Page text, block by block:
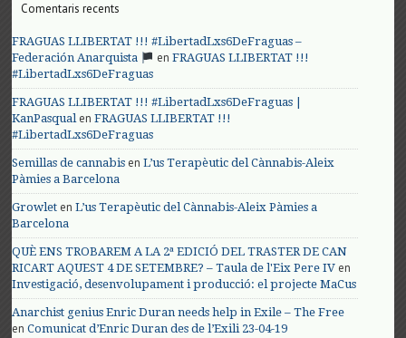
Comentaris recents
FRAGUAS LLIBERTAT !!! #LibertadLxs6DeFraguas –
Federación Anarquista
enFRAGUAS LLIBERTAT !!!
#LibertadLxs6DeFraguas
FRAGUAS LLIBERTAT !!! #LibertadLxs6DeFraguas |
KanPasqualenFRAGUAS LLIBERTAT !!!
#LibertadLxs6DeFraguas
Semillas de cannabis enL’us Terapèutic del Cànnabis-Aleix
Pàmies a Barcelona
Growlet enL’us Terapèutic del Cànnabis-Aleix Pàmies a
Barcelona
QUÈ ENS TROBAREM A LA 2ª EDICIÓ DEL TRASTER DE CAN
RICART AQUEST 4 DE SETEMBRE? – Taula de l'Eix Pere IV en
Investigació, desenvolupament i producció: el projecte MaCus
Anarchist genius Enric Duran needs help in Exile – The Free
enComunicat d’Enric Duran des de l’Exili 23-04-19